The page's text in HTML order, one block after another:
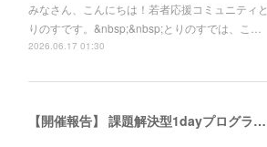
みなさん、こんにちは！若者応援コミュニティと
りのすです。&nbsp;&nbsp;とりのすでは、こ…
2026.06.17 01:30
【開催報告】 課題解決型1dayプログラム「BEYOND」